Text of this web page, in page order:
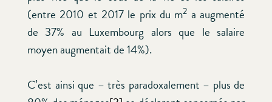
(entre 2010 et 2017 le prix du m2 a augmenté
de 37% au Luxembourg alors que le salaire
moyen augmentait de 14%).
C’est ainsi que – très paradoxalement – plus de